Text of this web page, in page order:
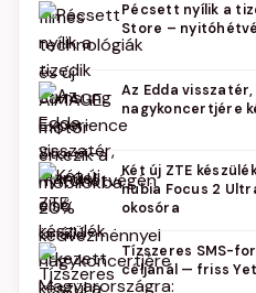
Pécsett nyílik a
Store –
Az Edda
nagykoncertjére
Két új ZTE
nubia Focus 2
okosóra
Tízszeres SMS-
céljánál — friss